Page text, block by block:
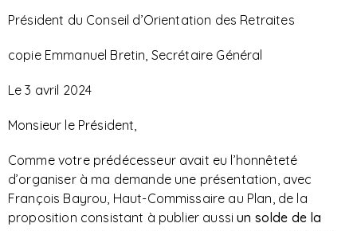
Président du Conseil d’Orientation des Retraites
copie Emmanuel Bretin, Secrétaire Général
Le 3 avril 2024
Monsieur le Président,
Comme votre prédécesseur avait eu l’honnêteté
d’organiser à ma demande une présentation, avec
François Bayrou, Haut-Commissaire au Plan, de la
proposition consistant à publier aussiun solde de la